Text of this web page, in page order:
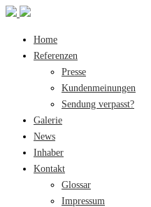
Home
Referenzen
Presse
Kundenmeinungen
Sendung verpasst?
Galerie
News
Inhaber
Kontakt
Glossar
Impressum